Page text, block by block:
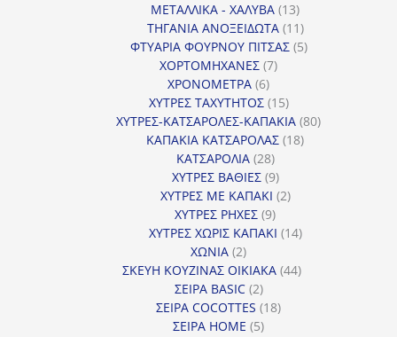
ΜΕΤΑΛΛΙΚΑ - ΧΑΛΥΒΑ 1313
προϊόντα
ΤΗΓΑΝΙΑ ΑΝΟΞΕΙΔΩΤΑ 1111
προϊόντα
ΦΤΥΑΡΙΑ ΦΟΥΡΝΟΥ ΠΙΤΣΑΣ 55
ΧΟΡΤΟΜΗΧΑΝΕΣ 77
ΧΡΟΝΟΜΕΤΡΑ 66
προϊόντα
ΧΥΤΡΕΣ ΤΑΧΥΤΗΤΟΣ 1515
προϊόντα
ΧΥΤΡΕΣ-ΚΑΤΣΑΡΟΛΕΣ-ΚΑΠΑΚΙΑ 8080
ΚΑΠΑΚΙΑ ΚΑΤΣΑΡΟΛΑΣ 1818
ΚΑΤΣΑΡΟΛΙΑ 2828
προϊόντα
ΧΥΤΡΕΣ ΒΑΘΙΕΣ 99
προϊόντα
ΧΥΤΡΕΣ ΜΕ ΚΑΠΑΚΙ 22
ΧΥΤΡΕΣ ΡΗΧΕΣ 99
προϊόντα
ΧΥΤΡΕΣ ΧΩΡΙΣ ΚΑΠΑΚΙ 1414
ΧΩΝΙΑ 22
προϊόντα
ΣΚΕΥΗ ΚΟΥΖΙΝΑΣ ΟΙΚΙΑΚΑ 4444
ΣΕΙΡΑ BASIC 22
προϊόντα
ΣΕΙΡΑ COCOTTES 1818
ΣΕΙΡΑ HOME 55